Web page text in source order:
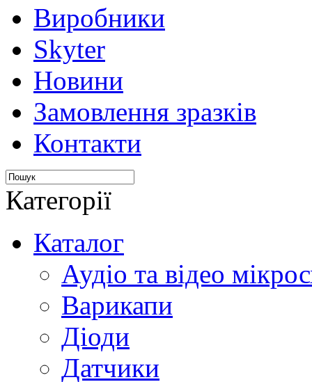
Виробники
Skyter
Новини
Замовлення зразків
Контакти
Категорії
Каталог
Аудіо та відео
Варикапи
Діоди
Датчики